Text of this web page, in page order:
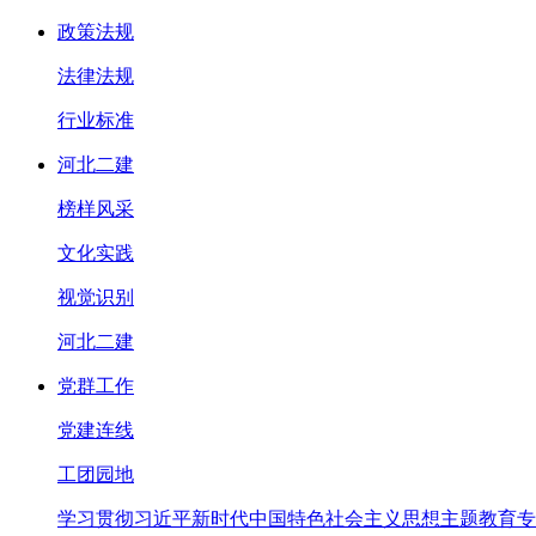
政策法规
法律法规
行业标准
河北二建
榜样风采
文化实践
视觉识别
河北二建
党群工作
党建连线
工团园地
学习贯彻习近平新时代中国特色社会主义思想主题教育